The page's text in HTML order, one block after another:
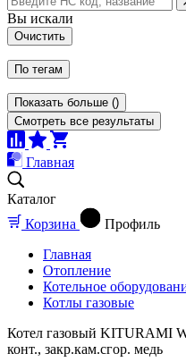
Вы искали
Очистить
По тегам
Показать больше ()
Смотреть все результаты
Главная
Каталог
Корзина
Профиль
Главная
Отопление
Котельное
Котлы газовые
Котел газовый KITURAMI
конт., закр.кам.сгор. медь